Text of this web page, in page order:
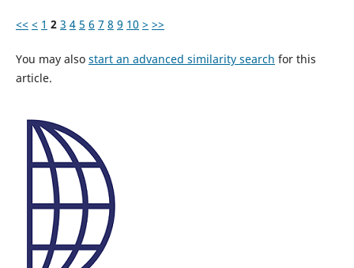
<< < 1 2 3 4 5 6 7 8 9 10 > >>
You may also start an advanced similarity search for this
article.